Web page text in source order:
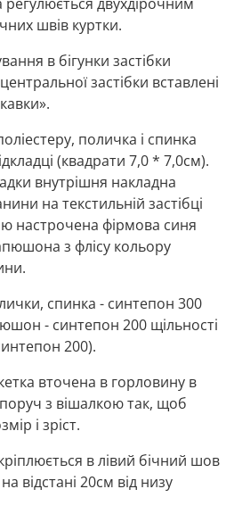
швів куртки.
в бігунки застібки
застібки вставлені
поличка і спинка
(квадрати 7,0 * 7,0см).
внутрішня накладна
на текстильній застібці
настрочена фірмова синя
з флісу кольору
спинка - синтепон 300
- синтепон 200 щільності
200).
вточена в горловину в
з вішалкою так, щоб
і зріст.
в лівий бічний шов
відстані 20см від низу